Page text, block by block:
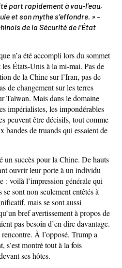
part rapidement à vau-l’eau,
et son mythe s’effondre. » –
de la Sécurité de l’État
n’a été accompli lors du sommet
États-Unis à la mi-mai. Pas de
de la Chine sur l’Iran, pas de
de changement sur les terres
Taïwan. Mais dans le domaine
impérialistes, les impondérables
peuvent être décisifs, tout comme
bandes de truands qui essaient de
un succès pour la Chine. De hauts
ouvrir leur porte à un individu
: voilà l’impression générale qui
sont non seulement entêtés à
mais se sont aussi
bref avertissement à propos de
pas besoin d’en dire davantage.
rencontre. À l’opposé, Trump a
s’est montré tout à la fois
ses hôtes.